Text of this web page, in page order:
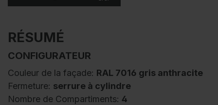
RÉSUMÉ
CONFIGURATEUR
Couleur de la façade: RAL 7016 gris anthracite
Fermeture: serrure à cylindre
Nombre de Compartiments: 4